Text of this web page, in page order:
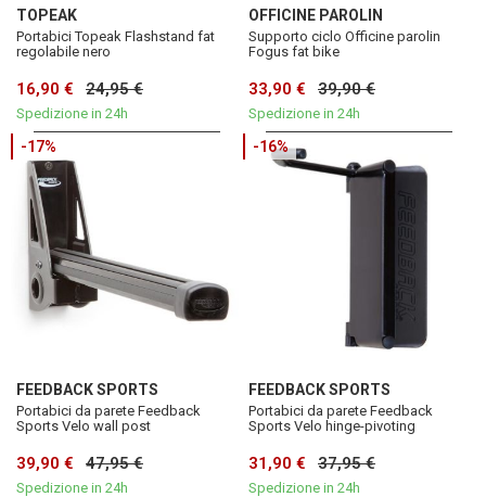
TOPEAK
Portabici Topeak Flashstand fat
regolabile nero
16,90 € 24,95 €
Spedizione in 24h
OFFICINE PAROLIN
Supporto ciclo Officine parolin
Fogus fat bike
33,90 € 39,90 €
Spedizione in 24h
-17%
FEEDBACK SPORTS
Portabici da parete Feedback
Sports Velo wall post
39,90 € 47,95 €
Spedizione in 24h
-16%
FEEDBACK SPORTS
Portabici da parete Feedback
Sports Velo hinge-pivoting
31,90 € 37,95 €
Spedizione in 24h